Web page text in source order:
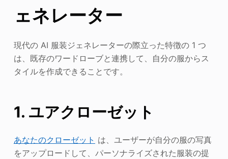
ェネレーター
現代の AI 服装ジェネレーターの際立った特徴の 1 つ
は、既存のワードローブと連携して、自分の服からス
タイルを作成できることです。
1. ユアクローゼット
あなたのクローゼット は、ユーザーが自分の服の写真
をアップロードして、パーソナライズされた服装の提